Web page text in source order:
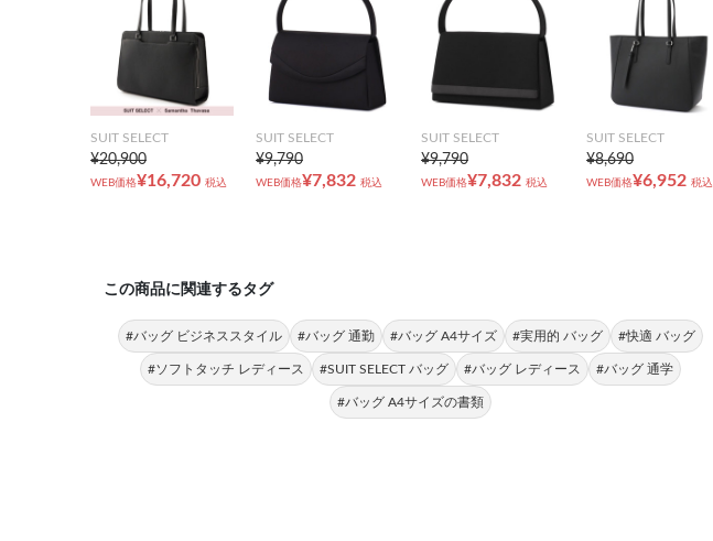
SUIT SELECT
¥20,900
WEB価格¥16,720 税込
SUIT SELECT
¥9,790
WEB価格¥7,832 税込
SUIT SELECT
¥9,790
WEB価格¥7,832 税込
SUIT SELECT
¥8,690
WEB価格¥6,952 税込
この商品に関連するタグ
#バッグ ビジネススタイル #バッグ 通勤 #バッグ A4サイズ #実用的 バッグ #快適 バッグ
#ソフトタッチ レディース #SUIT SELECT バッグ #バッグ レディース #バッグ 通学
#バッグ A4サイズの書類